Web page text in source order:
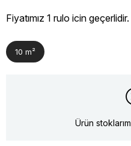
Fiyatımız 1 rulo icin geçerlidir.
10 m²
Ürün